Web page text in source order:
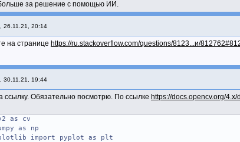
за решение с помощью ИИ.
26.11.21, 20:14
на странице https://ru.stackoverflow.com/questions/8123...и/
30.11.21, 19:44
ссылку. Обязательно посмотрю. По ссылке https://docs.opencv.org/
as cv
as np
import pyplot as plt